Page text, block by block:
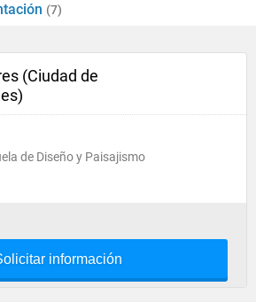
(7)
(Ciudad de
de Diseño y Paisajismo
información